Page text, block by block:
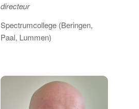
directeur
Spectrumcollege (Beringen,
Paal, Lummen)